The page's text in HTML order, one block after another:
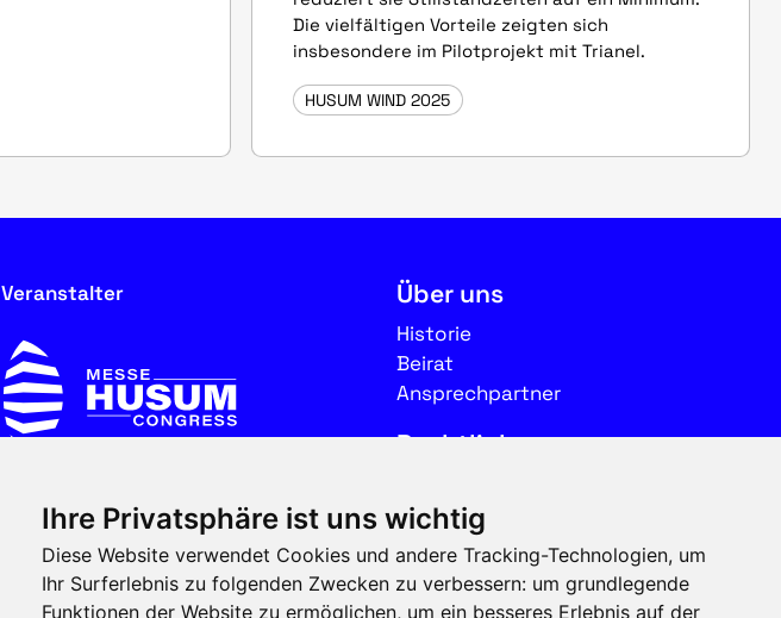
Ihre Privatsphäre ist uns wichtig
Diese Website verwendet Cookies und andere Tracking-Technologien, um
Ihr Surferlebnis zu folgenden Zwecken zu verbessern: um grundlegende
Funktionen der Website zu ermöglichen, um ein besseres Erlebnis auf der
Die vielfältigen Vorteile zeigten sich
insbesondere im Pilotprojekt mit Trianel.
HUSUM WIND 2025
Veranstalter
In Kooperation mit
Über uns
Historie
Beirat
Ansprechpartner
Rechtliches
Impressum
Datenschutz
Nutzungsbedingungen